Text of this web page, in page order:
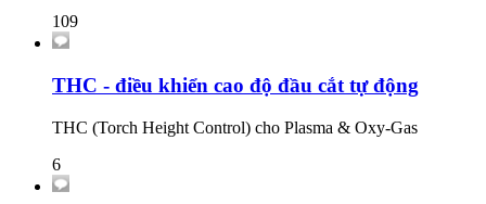
109
THC - điều khiển cao độ đầu cắt tự động
THC (Torch Height Control) cho Plasma & Oxy-Gas
6